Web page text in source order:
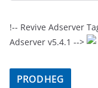
!-- Revive Adserver
Adserver v5.4.1 -->
PRODHEG